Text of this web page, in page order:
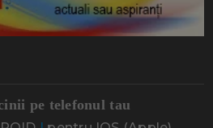
pe telefonul tau